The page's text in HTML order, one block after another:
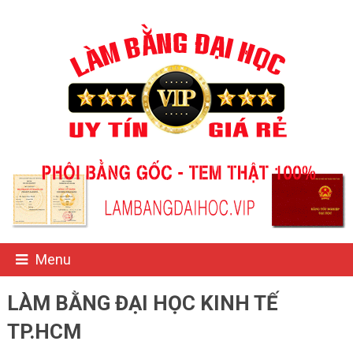
Menu
LÀM BẰNG ĐẠI HỌC KINH TẾ
TP.HCM